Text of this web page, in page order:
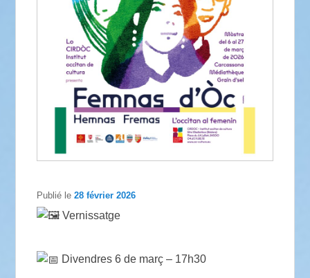
Publié le28 février 2026
Vernissatge
Divendres 6 de març – 17h30